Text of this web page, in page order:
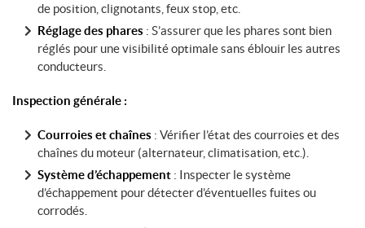
de position, clignotants, feux stop, etc.
Réglage des phares : S’assurer que les phares sont bien
réglés pour une visibilité optimale sans éblouir les autres
conducteurs.
Inspection générale :
Courroies et chaînes : Vérifier l’état des courroies et des
chaînes du moteur (alternateur, climatisation, etc.).
Système d’échappement : Inspecter le système
d’échappement pour détecter d’éventuelles fuites ou
corrodés.